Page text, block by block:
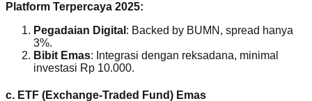
Platform Terpercaya 2025:
Pegadaian Digital : Backed by BUMN, spread hanya
3%.
Bibit Emas: Integrasi dengan reksadana, minimal
investasi Rp 10.000.
c. ETF (Exchange-Traded Fund) Emas